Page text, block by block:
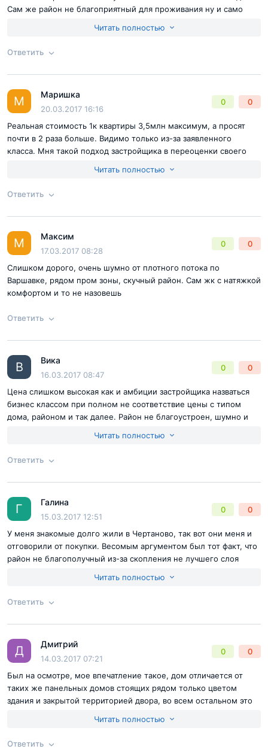
Согласен справилами публикациина сайте
Отправить комментарий
Сам же район не благоприятный для проживания ну и само
Читать полностью
Ответить
Ответ на отзыв
Согласен справилами публикациина сайте
Отправить комментарий
М Маришка
20.03.2017 16:16
0 0
Реальная стоимость 1к квартиры 3,5млн максимум, а просят
почти в 2 раза больше. Видимо только из-за заявленного
класса. Мня такой подход застройщика в переоценки своего
Читать полностью
Ответить
Ответ на отзыв
Согласен с
Отправить комментарий
М Максим
17.03.2017 08:28
0 0
Слишком дорого, очень шумно от плотного потока по
Варшавке, рядом пром зоны, скучный район. Сам жк с натяжкой
комфортом и то не назовешь
Ответить
Ответ на отзыв
Согласен справилами публикациина сайте
Отправить комментарий
В Вика
16.03.2017 08:47
0 0
Цена слишком высокая как и амбиции застройщика назваться
бизнес классом при полном не соответствие цены с типом
дома, районом и так далее. Район не благоустроен, шумно и
Читать полностью
Ответить
Ответ на отзыв
Согласен справилами публикациина сайте
Отправить комментарий
Г Галина
15.03.2017 12:51
0 0
У меня знакомые долго жили в Чертаново, так вот они меня и
отговорили от покупки. Весомым аргументом был тот факт, что
район не благополучный из-за скопления не лучшего слоя
Читать полностью
Ответить
Ответ на отзыв
Д Дмитрий
14.03.2017 07:21
0 0
Был на осмотре, мое впечатление такое, дом отличается от
таких же панельных домов стоящих рядом только цветом
здания и закрытой территорией двора, во всем остальном это
для присвоения статуса бизнес, но я видел жк комфорт-класса
Читать полностью
Ответить